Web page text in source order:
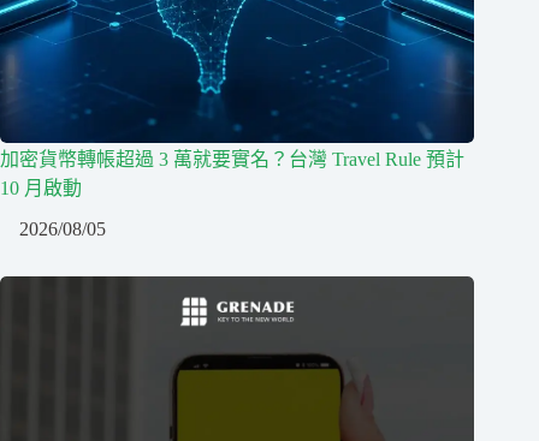
加密貨幣轉帳超過 3 萬就要實名？台灣 Travel Rule 預計
10 月啟動
2026/08/05